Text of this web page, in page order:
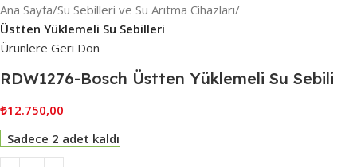
Ana Sayfa Su Sebilleri ve Su Arıtma Cihazları
Üstten Yüklemeli Su Sebilleri
Ürünlere Geri Dön
RDW1276-Bosch Üstten Yüklemeli Su Sebili
₺12.750,00
Sadece 2 adet kaldı